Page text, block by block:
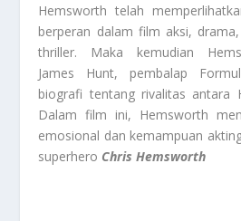
Hemsworth telah
berperan dalam film aksi,
thriller. Maka kemudian
James Hunt, pembalap
biografi tentang rivalitas antara
Dalam film ini, Hemsworth
emosional dan kemampuan
superhero Chris Hemsworth